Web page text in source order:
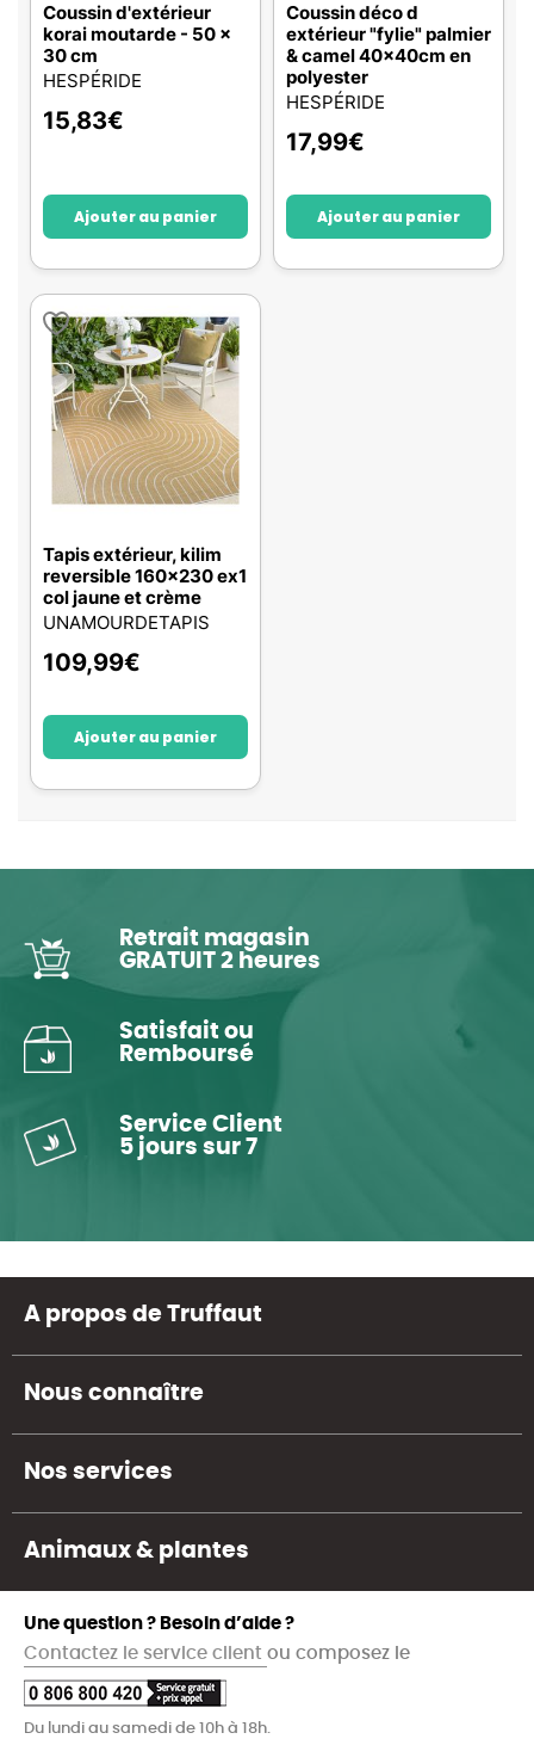
Coussin d'extérieur
korai moutarde - 50 x
30 cm
HESPÉRIDE
15,83€
Ajouter au panier
Coussin déco d
extérieur "fylie" palmier
& camel 40x40cm en
polyester
HESPÉRIDE
17,99€
Ajouter au panier
Tapis extérieur, kilim
reversible 160x230 ex1
col jaune et crème
UNAMOURDETAPIS
109,99€
Ajouter au panier
Retrait magasin
GRATUIT 2 heures
Satisfait ou
Remboursé
Service Client
5 jours sur 7
A propos de Truffaut
Nous connaître
Nos services
Animaux & plantes
Une question ? Besoin d’aide ?
Contactez le service client ou composez le
Du lundi au samedi de 10h à 18h.